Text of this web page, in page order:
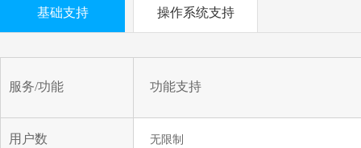
基础支持 操作系统支持
服务/功能 功能支持
用户数 无限制